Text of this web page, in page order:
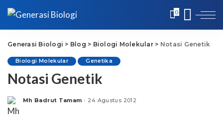
0
Generasi Biologi > Blog > Biologi Molekular > Notasi Genetik
Biologi Molekular Genetika
Notasi Genetik
Posted
Mh Badrut Tamam 24 Agustus 2012